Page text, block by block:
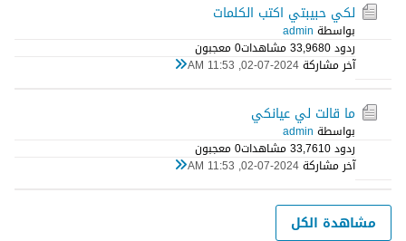
لكي حبيبتي اكتب الكلمات
بواسطة admin
ردود 0 33,968 مشاهدات
0 معجبون
آخر مشاركة02-07-2024, 11:53 AM
ما قالت لي عيانكي
بواسطة admin
ردود 0 33,761 مشاهدات
0 معجبون
آخر مشاركة02-07-2024, 11:53 AM
مشاهدة الكل